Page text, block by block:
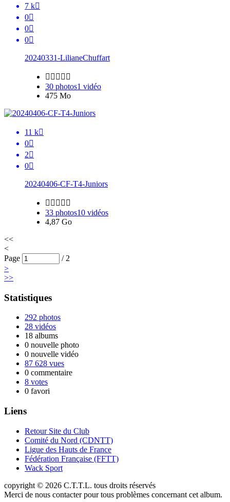
7 k
0
0
0
20240331-LilianeChuffart
    
30 photos1 vidéo
475 Mo
11 k
0
2
0
20240406-CF-T4-Juniors
    
33 photos10 vidéos
4,87 Go
<<
<
Page
/ 2
>
>>
Statistiques
292 photos
28 vidéos
18 albums
0 nouvelle photo
0 nouvelle vidéo
87 628 vues
0 commentaire
8 votes
0 favori
Liens
Retour Site du Club
Comité du Nord (CDNTT)
Ligue des Hauts de France
Fédération Française (FFTT)
Wack Sport
copyright © 2026 C.T.T.L. tous droits réservés
Merci de nous contacter pour tous problèmes concernant cet album.